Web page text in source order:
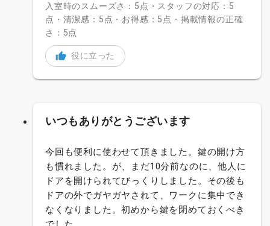
入室時のスムーズさ：5点・スタッフの対応：5
点・清潔感：5点・お得感：5点・掲載情報の正確
さ：5点
役に立った
いつもありがとうございます
今回も便利に使わせて頂きました。鍵の開け方
も慣れました。が、まだ10分前なのに、他人に
ドアを開けられてびっくりしました。その後も
ドアの外でガヤガヤされて、ワークに集中でき
なくなりました。初めから鍵を閉めておくべき